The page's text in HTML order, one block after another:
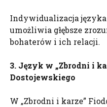
Indywidualizacja języka
umożliwia głębsze
bohaterów i ich relacji.
3. Język w „Zbrodni i
Dostojewskiego
W „Zbrodni i karze”